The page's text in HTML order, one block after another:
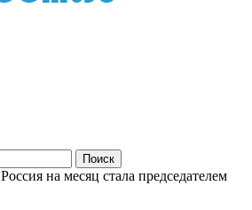
Россия на месяц стала председателем